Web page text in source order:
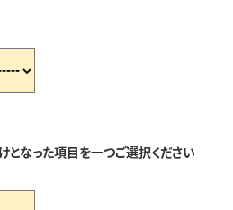
となった項目を一つご選択ください